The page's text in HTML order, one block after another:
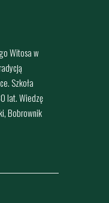
Witosa w
Szkoła
lat. Wiedzę
Bobrownik